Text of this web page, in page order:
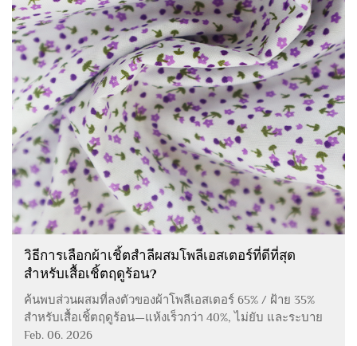
วิธีการเลือกผ้าเชิ้ตสำลีผสมโพลีเอสเตอร์ที่ดีที่สุด
สำหรับเสื้อเชิ้ตฤดูร้อน?
ค้นพบส่วนผสมที่ลงตัวของผ้าโพลีเอสเตอร์ 65% / ฝ้าย 35%
สำหรับเสื้อเชิ้ตฤดูร้อน—แห้งเร็วกว่า 40%, ไม่ยับ และระบาย
อากาศได้ดี เหมาะสำหรับสภาพอากาศร้อนชื้น คลิกเพื่อเรียนรู้
Feb. 06. 2026